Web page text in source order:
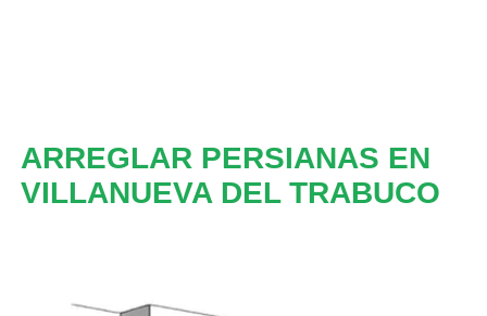
ARREGLAR PERSIANAS EN
VILLANUEVA DEL TRABUCO